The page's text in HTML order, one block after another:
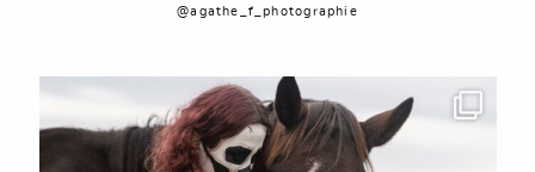
@agathe_f_photographie